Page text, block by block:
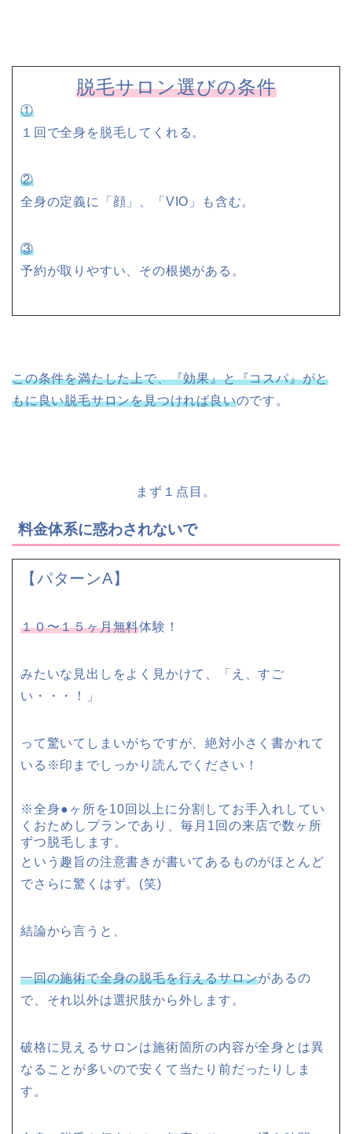
脱毛サロン選びの条件
①
１回で全身を脱毛してくれる。
②
全身の定義に「顔」、「VIO」も含む。
③
予約が取りやすい、その根拠がある。
この条件を満たした上で、『効果』と『コスパ』がと
もに良い脱毛サロンを見つければ良いのです。
まず １点目 。
料金体系に惑わされないで
【パターンA】
１０〜１５ヶ月無料体験！
みたいな見出しをよく見かけて、「え、すご
い・・・！」
って驚いてしまいがちですが、絶対小さく書かれて
いる※印までしっかり読んでください！
※全身●ヶ所を10回以上に分割してお手入れしてい
くおためしプランであり、毎月1回の来店で数ヶ所
ずつ脱毛します。
という趣旨の注意書きが書いてあるものがほとんど
でさらに驚くはず。(笑)
結論から言うと、
一回の施術で全身の脱毛を行えるサロンがあるの
で、それ以外は選択肢から外します。
破格に見えるサロンは施術箇所の内容が全身とは異
なることが多いので安くて当たり前だったりしま
す。